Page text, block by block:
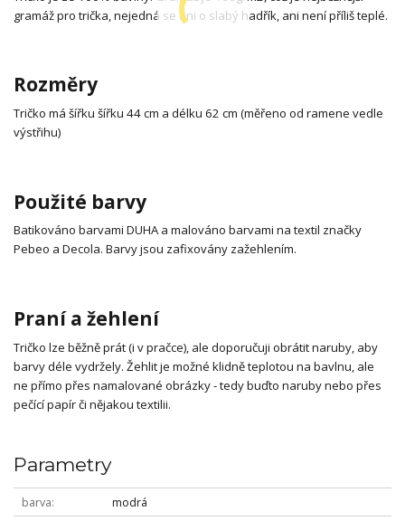
gramáž pro trička, nejedná se ani o slabý hadřík, ani není příliš teplé.
Rozměry
Tričko má šířku šířku 44 cm a délku 62 cm (měřeno od ramene vedle
výstřihu)
Použité barvy
Batikováno barvami DUHA a malováno barvami na textil značky
Pebeo a Decola. Barvy jsou zafixovány zažehlením.
Praní a žehlení
Tričko lze běžně prát (i v pračce), ale doporučuji obrátit naruby, aby
barvy déle vydržely. Žehlit je možné klidně teplotou na bavlnu, ale
ne přímo přes namalované obrázky - tedy buďto naruby nebo přes
pečící papír či nějakou textilii.
Parametry
barva
modrá